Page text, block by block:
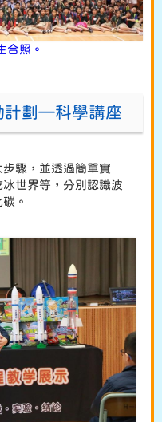
合照。
計劃—科學講座
驟，並透過簡單實
世界等，分別認識波
。